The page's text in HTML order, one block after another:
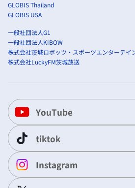
GLOBIS Thailand
GLOBIS USA
一般社団法人G1
一般社団法人KIBOW
株式会社茨城ロボッツ・スポーツエンターテイ
株式会社LuckyFM茨城放送
YouTube
tiktok
Instagram